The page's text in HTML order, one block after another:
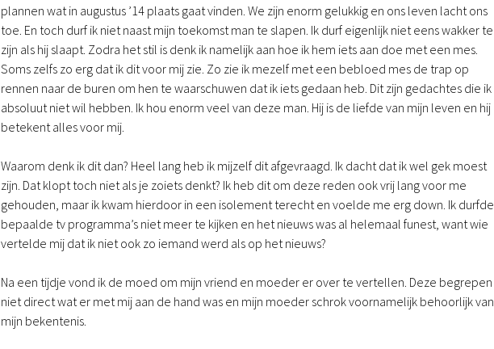
plannen wat in augustus ’14 plaats gaat vinden. We zijn enorm gelukkig en ons leven lacht ons
toe. En toch durf ik niet naast mijn toekomst man te slapen. Ik durf eigenlijk niet eens wakker te
zijn als hij slaapt. Zodra het stil is denk ik namelijk aan hoe ik hem iets aan doe met een mes.
Soms zelfs zo erg dat ik dit voor mij zie. Zo zie ik mezelf met een bebloed mes de trap op
rennen naar de buren om hen te waarschuwen dat ik iets gedaan heb. Dit zijn gedachtes die ik
absoluut niet wil hebben. Ik hou enorm veel van deze man. Hij is de liefde van mijn leven en hij
betekent alles voor mij.
Waarom denk ik dit dan? Heel lang heb ik mijzelf dit afgevraagd. Ik dacht dat ik wel gek moest
zijn. Dat klopt toch niet als je zoiets denkt? Ik heb dit om deze reden ook vrij lang voor me
gehouden, maar ik kwam hierdoor in een isolement terecht en voelde me erg down. Ik durfde
bepaalde tv programma’s niet meer te kijken en het nieuws was al helemaal funest, want wie
vertelde mij dat ik niet ook zo iemand werd als op het nieuws?
Na een tijdje vond ik de moed om mijn vriend en moeder er over te vertellen. Deze begrepen
niet direct wat er met mij aan de hand was en mijn moeder schrok voornamelijk behoorlijk van
mijn bekentenis.